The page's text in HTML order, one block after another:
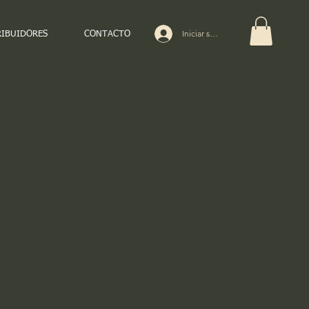
CONTACTO Iniciar sesión